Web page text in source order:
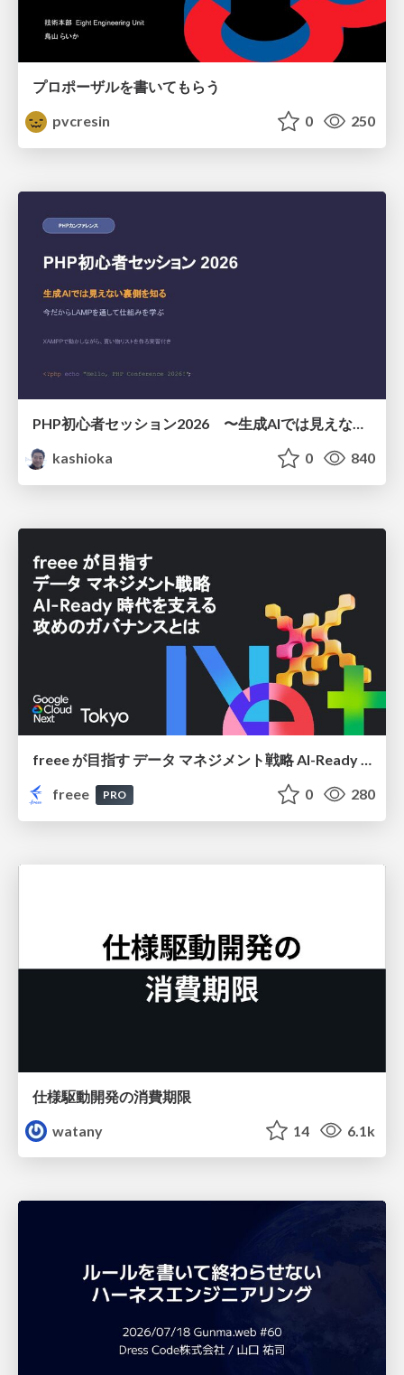
プロポーザルを書いてもらう
pvcresin
0 250
kashioka
0 840
freee が目指す データ マネジメント戦略 AI-Ready 時代を支える 攻めのガバナンスとは
freee
PRO 0 280
仕様駆動開発の消費期限
watany
14 6.1k